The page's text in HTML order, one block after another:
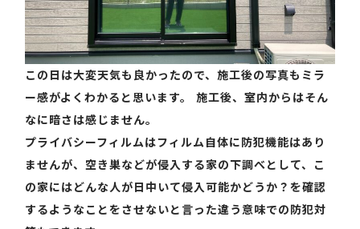
この日は大変天気も良かったので、施工後の写真もミラ
ー感がよくわかると思います。 施工後、室内からはそん
なに暗さは感じません。
プライバシーフィルムはフィルム自体に防犯機能はあり
ませんが、空き巣などが侵入する家の下調べとして、こ
の家にはどんな人が日中いて侵入可能かどうか？を確認
するようなことをさせないと言った違う意味での防犯対